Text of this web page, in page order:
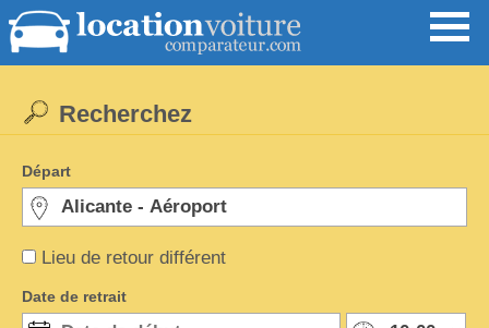
Lieu de retour différent
Recherchez
Départ
Date de retrait